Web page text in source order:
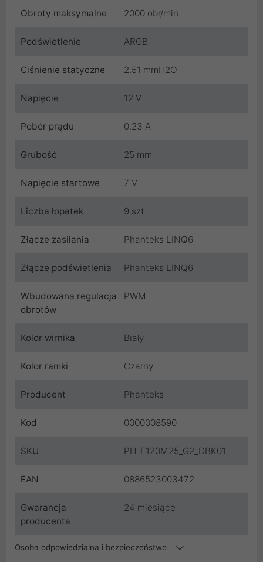
Obroty maksymalne 2000 obr/min
Podświetlenie ARGB
Ciśnienie statyczne 2.51 mmH2O
Napięcie 12 V
Pobór prądu 0.23 A
Grubość 25 mm
Napięcie startowe 7 V
Liczba łopatek 9 szt
Złącze zasilania Phanteks LINQ6
Złącze podświetlenia Phanteks LINQ6
Wbudowana regulacja
obrotów
PWM
Kolor wirnika Biały
Kolor ramki Czarny
Producent Phanteks
Kod 0000008590
SKU PH-F120M25_G2_DBK01
EAN 0886523003472
Gwarancja
producenta
24 miesiące
Osoba odpowiedzialna i bezpieczeństwo